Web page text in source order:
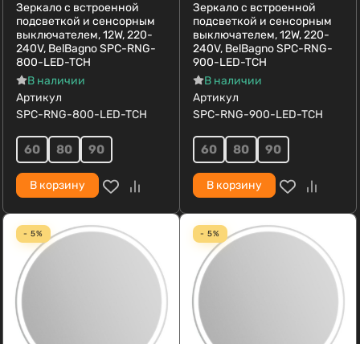
Зеркало с встроенной
подсветкой и сенсорным
выключателем, 12W, 220-
240V, BelBagno SPC-RNG-
800-LED-TCH
В наличии
Артикул
SPC-RNG-800-LED-TCH
60 80 90
В корзину
Зеркало с встроенной
подсветкой и сенсорным
выключателем, 12W, 220-
240V, BelBagno SPC-RNG-
900-LED-TCH
В наличии
Артикул
SPC-RNG-900-LED-TCH
60 80 90
В корзину
- 5% - 5%